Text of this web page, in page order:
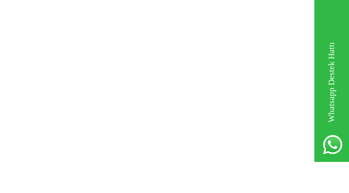
Whatsapp Destek Hattı